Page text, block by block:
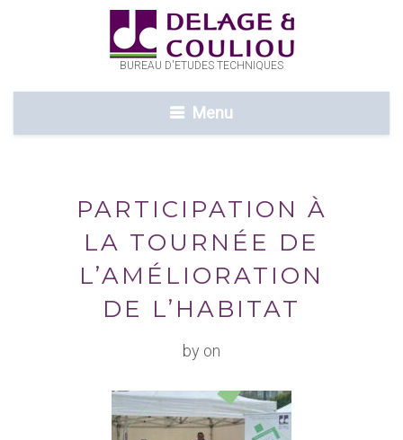
BUREAU D'ETUDES TECHNIQUES
Menu
PARTICIPATION À
LA TOURNÉE DE
L’AMÉLIORATION
DE L’HABITAT
by on